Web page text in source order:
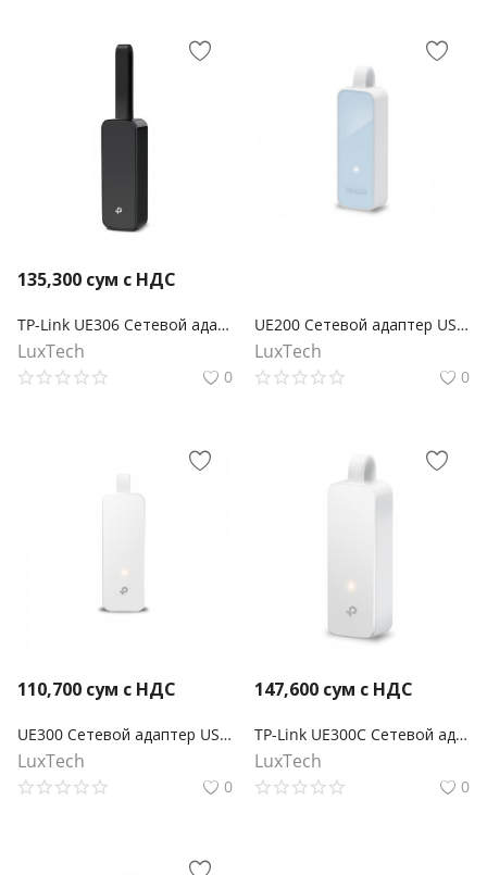
135,300 сум с НДС
TP-Link UE306 Сетевой адаптер USB 3.0/Gigabit Ethernet
LuxTech
0
UE200 Сетевой адаптер USB 2.0/Fast Ethernet
LuxTech
0
110,700 сум с НДС
UE300 Сетевой адаптер USB 3.0/Gigabit Ethernet
LuxTech
0
147,600 сум с НДС
TP-Link UE300C Cетевой адаптер USB Type‑C/Gigabit Ethernet
LuxTech
0